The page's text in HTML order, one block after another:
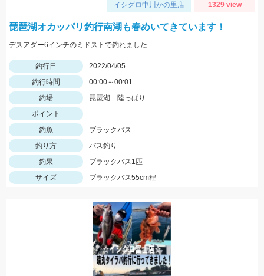
イシグロ中川かの里店 1329 view
琵琶湖オカッパリ釣行南湖も春めいてきています！
デスアダー6インチのミドストで釣れました
釣行日
2022/04/05
釣行時間
00:00～00:01
釣場
琵琶湖 陸っぱり
ポイント
釣魚
ブラックバス
釣り方
バス釣り
釣果
ブラックバス1匹
サイズ
ブラックバス55cm程